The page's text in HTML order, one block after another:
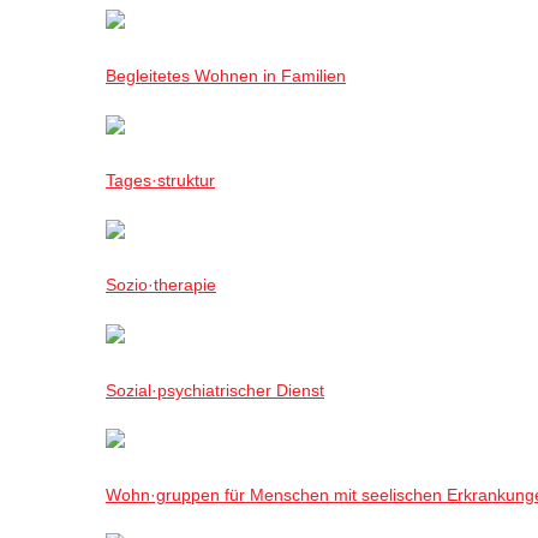
Begleitetes Wohnen in Familien
Tages·struktur
Sozio·therapie
Sozial·psychiatrischer Dienst
Wohn·gruppen für Menschen mit seelischen